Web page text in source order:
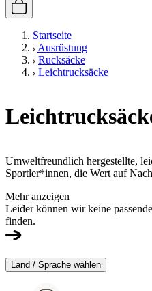
Startseite
Ausrüstung
Rucksäcke
Leichtrucksäcke
Umweltfreundlich hergestellte,
Sportler*innen, die Wert auf
Materialien hergestellt und ultra-
damit das Wandern, Trailrunning
Mehr anzeigen
Leider können wir keine
finden.
Land / Sprache wählen